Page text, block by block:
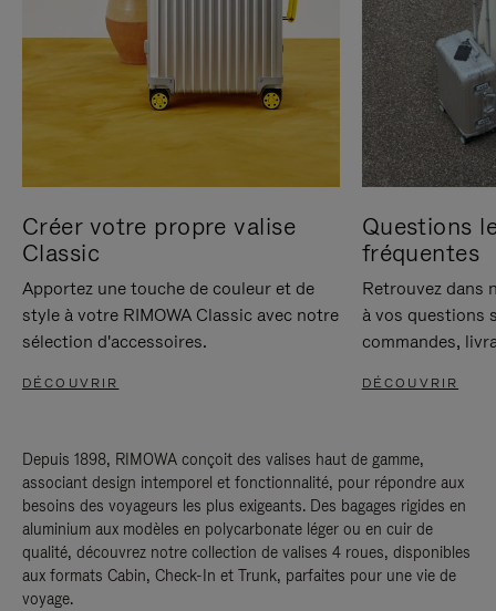
Créer votre propre valise
Classic
Apportez une touche de couleur et de
style à votre RIMOWA Classic avec notre
sélection d'accessoires.
DÉCOUVRIR
Questions
fréquentes
Retrouvez dans
à vos questions
commandes,
DÉCOUVRIR
Depuis 1898, RIMOWA conçoit des valises haut de gamme,
associant design intemporel et fonctionnalité, pour répondre aux
besoins des voyageurs les plus exigeants. Des bagages rigides en
aluminium aux modèles en polycarbonate léger ou en cuir de
qualité, découvrez notre collection de valises 4 roues, disponibles
aux formats Cabin, Check-In et Trunk, parfaites pour une vie de
voyage.